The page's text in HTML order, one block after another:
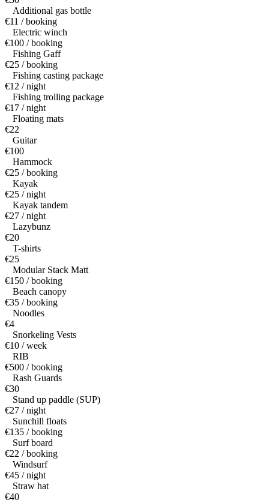
Additional gas bottle
€11 / booking
Electric winch
€100 / booking
Fishing Gaff
€25 / booking
Fishing casting package
€12 / night
Fishing trolling package
€17 / night
Floating mats
€22
Guitar
€100
Hammock
€25 / booking
Kayak
€25 / night
Kayak tandem
€27 / night
Lazybunz
€20
T-shirts
€25
Modular Stack Matt
€150 / booking
Beach canopy
€35 / booking
Noodles
€4
Snorkeling Vests
€10 / week
RIB
€500 / booking
Rash Guards
€30
Stand up paddle (SUP)
€27 / night
Sunchill floats
€135 / booking
Surf board
€22 / booking
Windsurf
€45 / night
Straw hat
€40